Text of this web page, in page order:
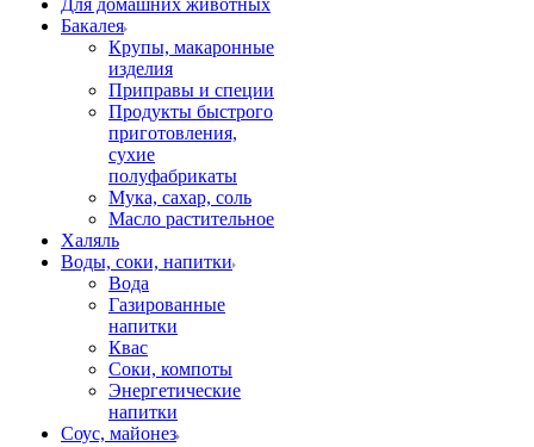
Для домашних животных
Бакалея
Крупы, макаронные
изделия
Приправы и специи
Продукты быстрого
приготовления,
сухие
полуфабрикаты
Мука, сахар, соль
Масло растительное
Халяль
Воды, соки, напитки
Вода
Газированные
напитки
Квас
Соки, компоты
Энергетические
напитки
Соус, майонез